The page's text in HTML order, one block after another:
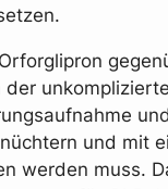
und mit
werden muss.